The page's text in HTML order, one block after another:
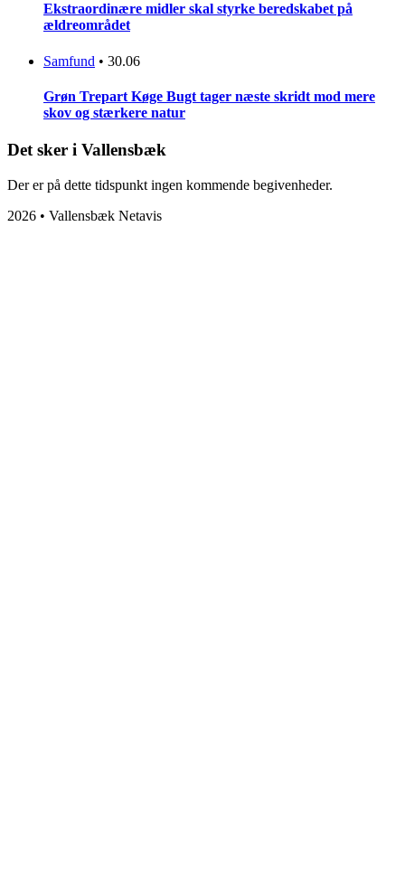
Ekstraordinære midler skal styrke beredskabet på
ældreområdet
Samfund • 30.06
Grøn Trepart Køge Bugt tager næste skridt mod mere
skov og stærkere natur
Det sker i Vallensbæk
Der er på dette tidspunkt ingen kommende begivenheder.
2026 • Vallensbæk Netavis